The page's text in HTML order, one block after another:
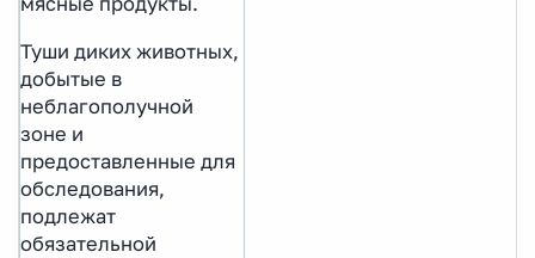
Туши диких животных,
добытые в
неблагополучной
зоне и
предоставленные для
обследования,
подлежат
обязательной